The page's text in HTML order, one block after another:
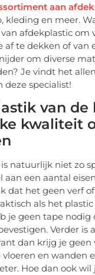
aan
kleding en meer.
afdekplastic om
af te dekken of van
om diverse
Je vindt het
deze specialist!
van de
kwaliteit
natuurlijk niet zo
aan een aantal
dat het geen verf
als het
je geen tape nodig
Verder is
dan krijg je geen
en wanden
Hoe dan ook wil